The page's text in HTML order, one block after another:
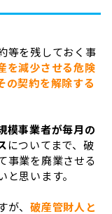
等を残しておく事
を減少させる危険
の契約を解除する
模事業者が毎月の
についてまで、破
事業を廃業させる
思います。
、 破産管財人と